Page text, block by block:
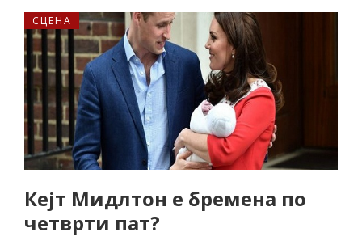
СЦЕНА
Кејт Мидлтон е бремена по
четврти пат?